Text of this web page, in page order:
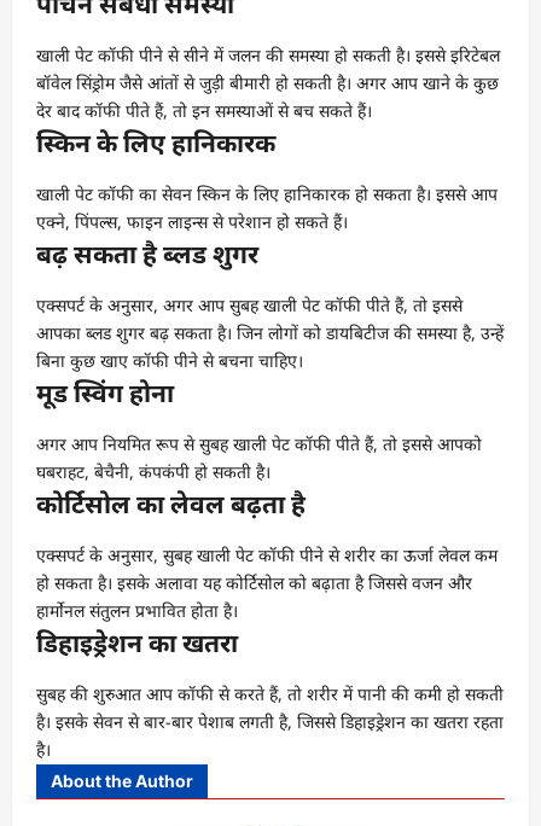
खाली पेट कॉफी पीने से सीने में जलन की समस्या हो सकती है। इससे इरिटेबल
बॉवेल सिंड्रोम जैसे आंतों से जुड़ी बीमारी हो सकती है। अगर आप खाने के कुछ
देर बाद कॉफी पीते हैं, तो इन समस्याओं से बच सकते हैं।
स्किन के लिए हानिकारक
खाली पेट कॉफी का सेवन स्किन के लिए हानिकारक हो सकता है। इससे आप
एक्ने, पिंपल्स, फाइन लाइन्स से परेशान हो सकते हैं।
बढ़ सकता है ब्लड शुगर
एक्सपर्ट के अनुसार, अगर आप सुबह खाली पेट कॉफी पीते हैं, तो इससे
आपका ब्लड शुगर बढ़ सकता है। जिन लोगों को डायबिटीज की समस्या है, उन्हें
बिना कुछ खाए कॉफी पीने से बचना चाहिए।
मूड स्विंग होना
अगर आप नियमित रूप से सुबह खाली पेट कॉफी पीते हैं, तो इससे आपको
घबराहट, बेचैनी, कंपकंपी हो सकती है।
कोर्टिसोल का लेवल बढ़ता है
एक्सपर्ट के अनुसार, सुबह खाली पेट कॉफी पीने से शरीर का ऊर्जा लेवल कम
हो सकता है। इसके अलावा यह कोर्टिसोल को बढ़ाता है जिससे वजन और
हार्मोनल संतुलन प्रभावित होता है।
डिहाइड्रेशन का खतरा
सुबह की शुरुआत आप कॉफी से करते हैं, तो शरीर में पानी की कमी हो सकती
है। इसके सेवन से बार-बार पेशाब लगती है, जिससे डिहाइड्रेशन का खतरा रहता
है।
About the Author